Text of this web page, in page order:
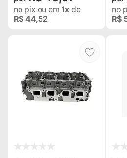
no pix ou em 1x de
R$ 44,52
no
R$